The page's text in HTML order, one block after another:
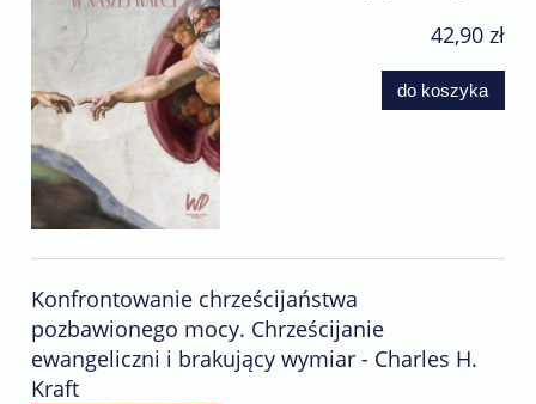
42,90 zł
do koszyka
Konfrontowanie chrześcijaństwa
pozbawionego mocy. Chrześcijanie
ewangeliczni i brakujący wymiar - Charles H.
Kraft